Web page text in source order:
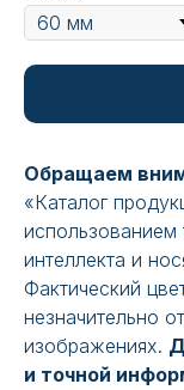
Обращаем
«Каталог
использованием
интеллекта и
Фактический
незначительно
изображениях.
и точной